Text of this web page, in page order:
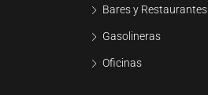
Bares y Restaurantes
Gasolineras
Oficinas